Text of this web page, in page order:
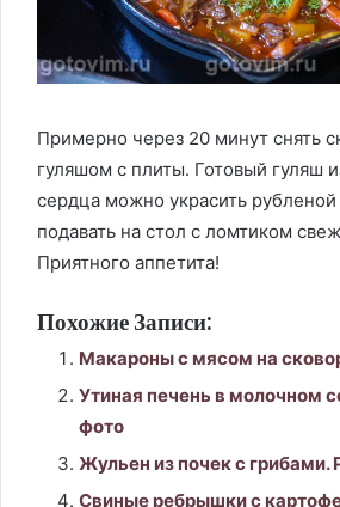
Примерно через 20 минут снять
гуляшом с плиты. Готовый гуляш
сердца можно украсить
подавать на стол с ломтиком
Приятного аппетита!
Похожие Записи:
Макароны с мясом на
Утиная печень в молочном
фото
Жульен из почек с грибами.
Свиные ребрышки с